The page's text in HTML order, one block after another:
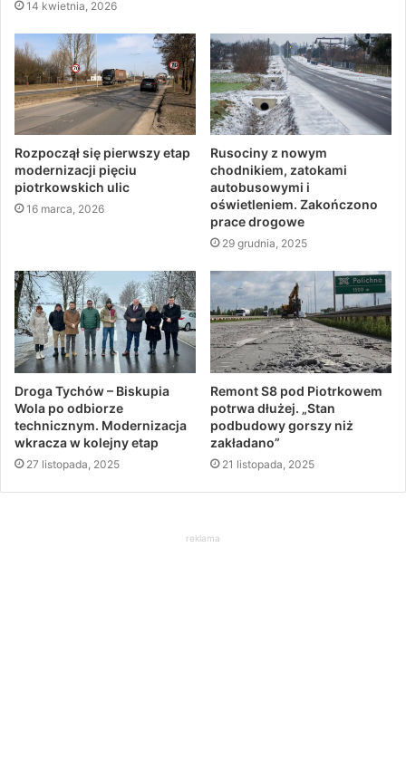
14 kwietnia, 2026
Rozpoczął się pierwszy etap
modernizacji pięciu
piotrkowskich ulic
16 marca, 2026
Rusociny z nowym
chodnikiem, zatokami
autobusowymi i
oświetleniem. Zakończono
prace drogowe
29 grudnia, 2025
Droga Tychów – Biskupia
Wola po odbiorze
technicznym. Modernizacja
wkracza w kolejny etap
27 listopada, 2025
Remont S8 pod Piotrkowem
potrwa dłużej. „Stan
podbudowy gorszy niż
zakładano”
21 listopada, 2025
reklama